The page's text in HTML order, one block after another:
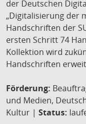
der Deutschen
„Digitalisierung der
Handschriften der
ersten Schritt 74
Kollektion wird
Handschriften
Förderung:
und Medien,
Kultur | Status: